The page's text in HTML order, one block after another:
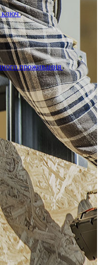
ключ
проживания